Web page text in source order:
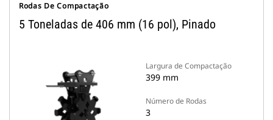
Rodas De Compactação
5 Toneladas de 406 mm (16 pol), Pinado
Largura de Compactação
399 mm
Número de Rodas
3